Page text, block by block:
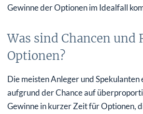
Gewinne der Optionen im Idealfall
Was sind Chancen und
Optionen?
Die meisten Anleger und Spekulanten
aufgrund der Chance auf
Gewinne in kurzer Zeit für Optionen,